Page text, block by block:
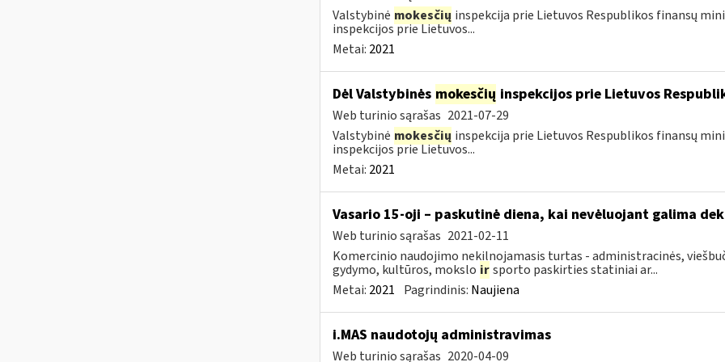
Valstybinė mokesčių inspekcija prie Lietuvos Respublikos finansų
inspekcijos prie Lietuvos...
Metai: 2021
Dėl Valstybinės mokesčių inspekcijos prie Lietuvos
Web turinio sąrašas 2021-07-29
Valstybinė mokesčių inspekcija prie Lietuvos Respublikos finansų
inspekcijos prie Lietuvos...
Metai: 2021
Vasario 15-oji – paskutinė diena, kai nevėluojant galima
Web turinio sąrašas 2021-02-11
Komercinio naudojimo nekilnojamasis turtas - administracinės,
gydymo, kultūros, mokslo ir sporto paskirties statiniai ar...
Metai: 2021 Pagrindinis: Naujiena
i.MAS naudotojų administravimas
Web turinio sąrašas 2020-04-09